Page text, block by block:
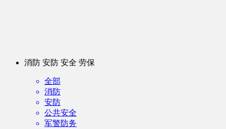
消防 安防 安全 劳保
全部
消防
安防
公共安全
军警防务